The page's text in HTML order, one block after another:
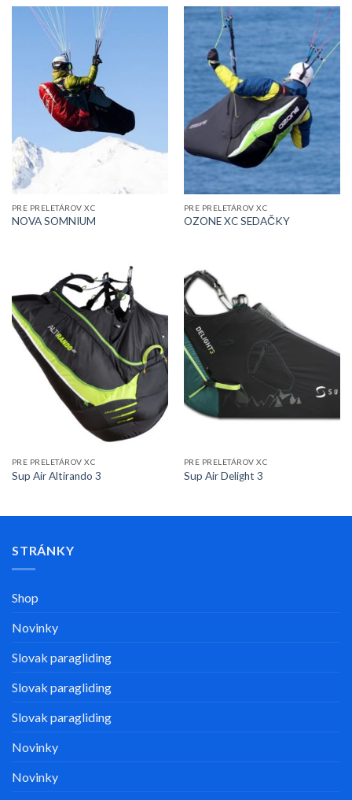
PRE PRELETÁROV XC
NOVA SOMNIUM
PRE PRELETÁROV XC
OZONE XC SEDAČKY
PRE PRELETÁROV XC
Sup Air Altirando 3
PRE PRELETÁROV XC
Sup Air Delight 3
STRÁNKY
Shop
Novinky
Slovak paragliding
Slovak paragliding
Slovak paragliding
Novinky
Novinky